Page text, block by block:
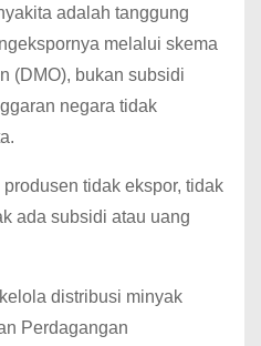
adalah tanggung
melalui skema
(DMO), bukan subsidi
negara tidak
produsen tidak ekspor, tidak
ada subsidi atau uang
distribusi minyak
Perdagangan